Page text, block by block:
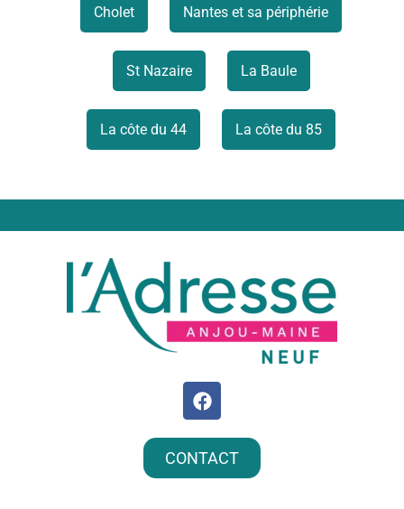
Cholet Nantes et sa périphérie
St Nazaire La Baule
La côte du 44 La côte du 85
CONTACT